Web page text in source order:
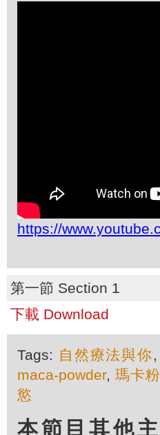
https://
第一節 Section 1
下載 Download
Tags: 自然療法與你,
maca-powder, 瑪卡粉
慾
本節目其他